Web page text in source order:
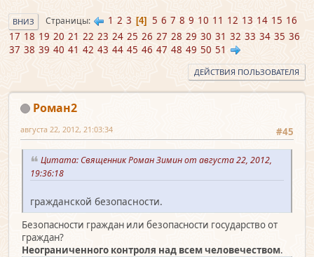
ВНИЗ Страницы 1 2 3 4 5 6 7 8 9 10 11 12 13 14 15 16
17 18 19 20 21 22 23 24 25 26 27 28 29 30 31 32 33 34 35 36
37 38 39 40 41 42 43 44 45 46 47 48 49 50 51
ДЕЙСТВИЯ ПОЛЬЗОВАТЕЛЯ
Роман2
#45
августа 22, 2012, 21:03:34
Цитата: Священник Роман Зимин от августа 22, 2012,
19:36:18
гражданской безопасности.
Безопасности граждан или безопасности государство от
граждан?
Неограниченного контроля над всем человечеством.